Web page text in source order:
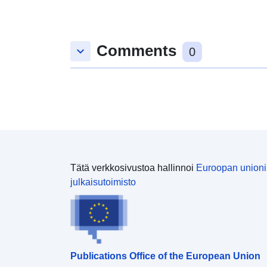
keyboard_arrow_down Comments 0
Tätä verkkosivustoa hallinnoi Euroopan
julkaisutoimisto
Publications Office of the European Union